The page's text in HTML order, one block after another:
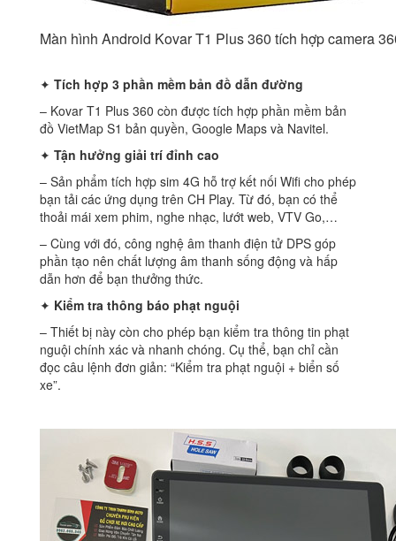
Màn hình Android Kovar T1 Plus 360 tích hợp camera
✦ Tích hợp 3 phần mềm bản đồ dẫn đường
– Kovar T1 Plus 360 còn được tích hợp phần mềm bản
đồ VietMap S1 bản quyền, Google Maps và Navitel.
✦ Tận hưởng giải trí đỉnh cao
– Sản phẩm tích hợp sim 4G hỗ trợ kết nối Wifi cho phép
bạn tải các ứng dụng trên CH Play. Từ đó, bạn có thể
thoải mái xem phim, nghe nhạc, lướt web, VTV Go,…
– Cùng với đó, công nghệ âm thanh điện tử DPS góp
phần tạo nên chất lượng âm thanh sống động và hấp
dẫn hơn để bạn thưởng thức.
✦ Kiểm tra thông báo phạt nguội
– Thiết bị này còn cho phép bạn kiểm tra thông tin phạt
nguội chính xác và nhanh chóng. Cụ thể, bạn chỉ cần
đọc câu lệnh đơn giản: “Kiểm tra phạt nguội + biển số
xe”.